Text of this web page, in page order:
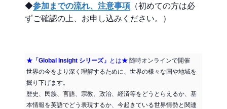
◆参加までの流れ、注意事項 （初めての方は必
ずご確認の上、お申し込みください。）
★「Global Insight シリーズ」 とは★ 随時オンラインで開催
世界の今をより深く理解するために、世界の様々な国や地域を
掘り下げます。
歴史、民族、言語、宗教、政治、経済等をどうとらえるか、基
本情報を英語でどう表現するか、今起きている世界情勢と関連